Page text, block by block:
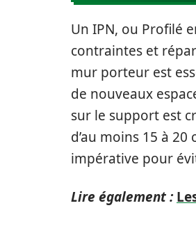
Un IPN, ou Profilé
contraintes et
mur porteur est
de nouveaux
sur le support est
d’au moins 15 à
impérative pour
Lire également :